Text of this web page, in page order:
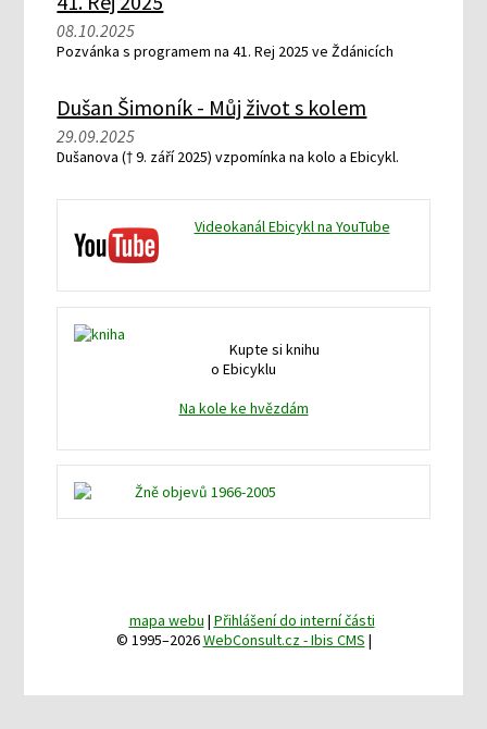
08.10.2025
Pozvánka s programem na 41. Rej 2025 ve Ždánicích
Dušan Šimoník - Můj život s kolem
29.09.2025
Dušanova († 9. září 2025) vzpomínka na kolo a Ebicykl.
Videokanál Ebicykl na YouTube
Kupte si knihu
o Ebicyklu
Na kole ke hvězdám
mapa webu | Přihlášení do interní části
© 1995–2026WebConsult.cz - Ibis CMS |